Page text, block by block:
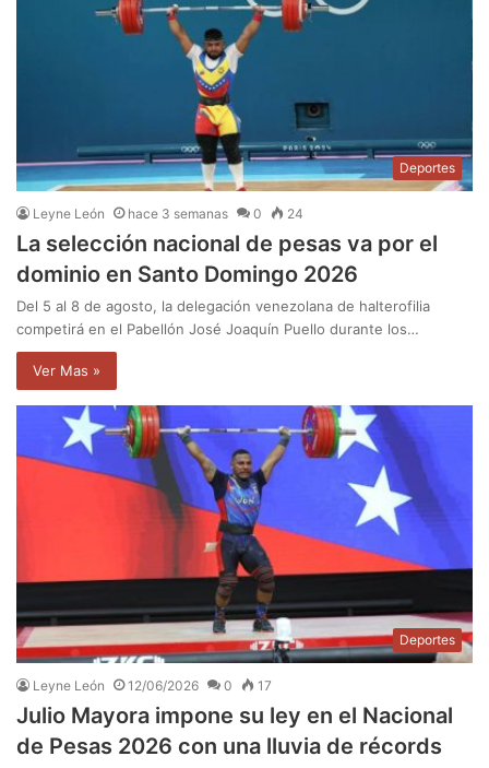
Deportes
Leyne León hace 3 semanas 0 24
La selección nacional de pesas va por el
dominio en Santo Domingo 2026
Del 5 al 8 de agosto, la delegación venezolana de halterofilia
competirá en el Pabellón José Joaquín Puello durante los…
Ver Mas »
Deportes
Leyne León 12/06/2026 0 17
Julio Mayora impone su ley en el Nacional
de Pesas 2026 con una lluvia de récords